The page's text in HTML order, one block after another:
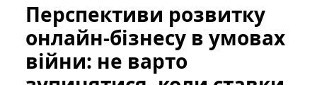
Перспективи розвитку
онлайн-бізнесу в умовах
війни: не варто